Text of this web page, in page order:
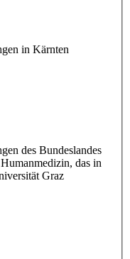
in Kärnten
des Bundeslandes
das in
Graz